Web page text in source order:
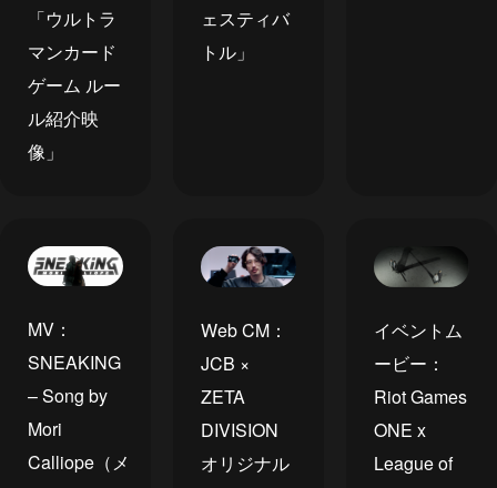
「ウルトラ
マンカード
ゲーム ルー
ル紹介映
像」
ェスティバ
トル」
MV：
SNEAKING
– Song by
Mori
Calliope（メ
Web CM：
JCB ×
ZETA
DIVISION
オリジナル
イベントム
ービー：
Riot Games
ONE x
League of